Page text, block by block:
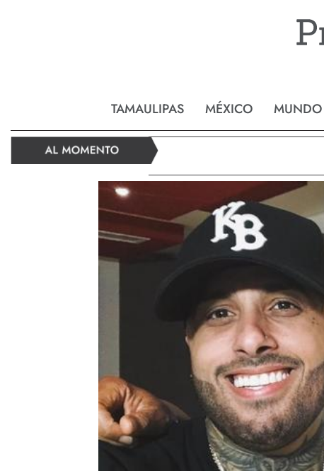
TAMAULIPAS MÉXICO MUNDO
Reynosa